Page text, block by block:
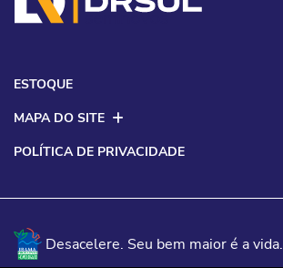
ESTOQUE
MAPA DO SITE
POLÍTICA DE PRIVACIDADE
Desacelere. Seu bem maior é a vida.